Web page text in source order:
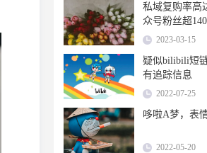
私域复购率高
众号粉丝超
如何布局私域
2023-03-15
疑似bilibili短
有追踪信息
2022-07-25
哆啦A梦，表
2022-05-20